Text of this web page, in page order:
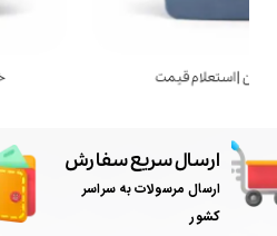
خرید یاتاقان UCT 216 | برند FYH ژاپن | استعلام قیمت
ارسال سریع سفارش
ارسال مرسولات به سراسر
کشور